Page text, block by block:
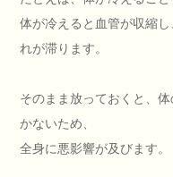
体が冷えると血管が収縮
れが滞ります。
そのまま放っておくと、
かないため、
全身に悪影響が及びます。